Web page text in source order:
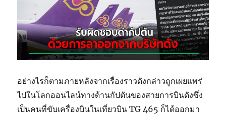
อย่างไรก็ตามภายหลังจากเรื่องราวดังกล่าวถูกเผยแพร่
ไปในโลกออนไลน์ทางด้านกัปตันของสายการบินดังซึ่ง
เป็นคนที่ขับเครื่องบินในเที่ยวบิน TG 465 ก็ได้ออกมา